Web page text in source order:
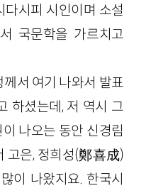
시피 시인이며 소설
국문학을 가르치고
서 여기 나와서 발표
하셨는데, 저 역시 그
나오는 동안 신경림
고은, 정희성(鄭喜成)
이 나왔지요. 한국시